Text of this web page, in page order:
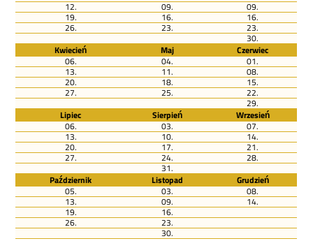
12. 09. 09.
19. 16. 16.
26. 23. 23.
30.
Kwiecień
Maj
Czerwiec
06.
04. 01.
13. 11. 08.
20. 18. 15.
27. 25. 22.
29.
Lipiec
Sierpień
Wrzesień
06.
03. 07.
13. 10. 14.
20. 17. 21.
27. 24. 28.
31.
Październik
Listopad
Grudzień
05.
03. 08.
13. 09. 14.
19. 16.
26. 23.
30.